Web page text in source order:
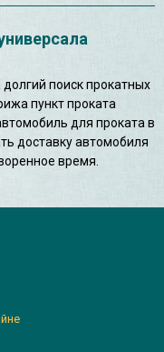
поиск прокатных
пункт проката
для проката в
доставку автомобиля
время.